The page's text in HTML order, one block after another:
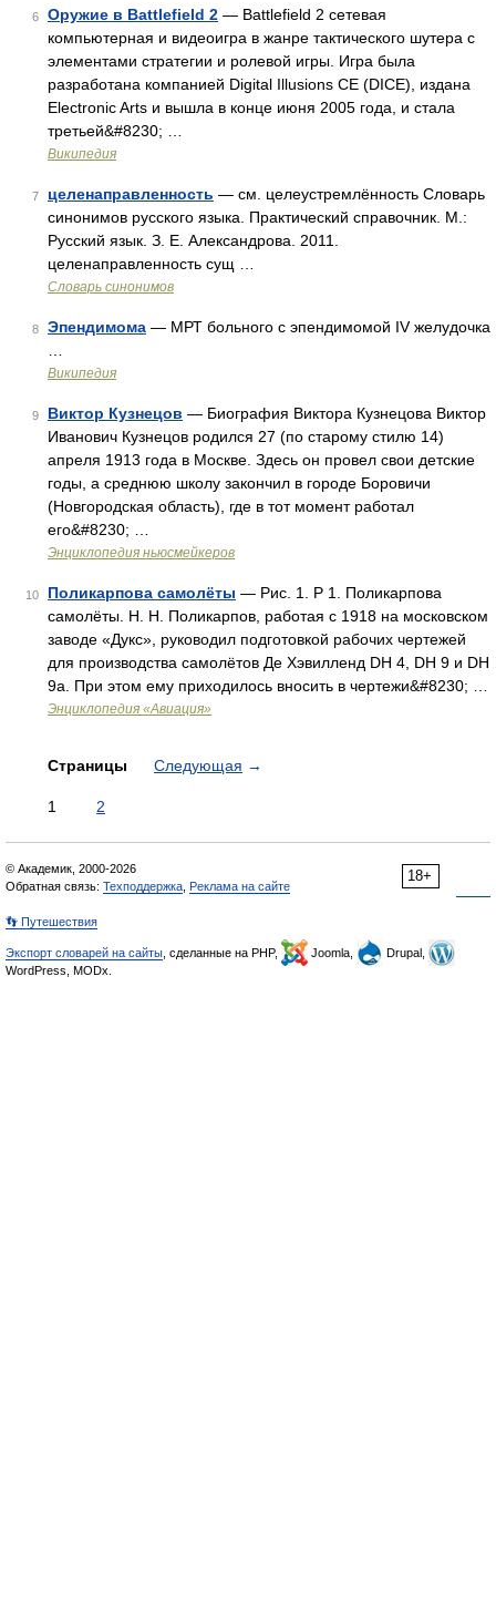
6 Оружие в Battlefield 2 — Battlefield 2 сетевая
компьютерная и видеоигра в жанре тактического шутера с
элементами стратегии и ролевой игры. Игра была
разработана компанией Digital Illusions CE (DICE), издана
Electronic Arts и вышла в конце июня 2005 года, и стала
третьей&#8230; …
Википедия
7 целенаправленность — см. целеустремлённость Словарь
синонимов русского языка. Практический справочник. М.:
Русский язык. З. Е. Александрова. 2011.
целенаправленность сущ …
Словарь синонимов
8 Эпендимома — МРТ больного с эпендимомой IV желудочка
Википедия
9 Виктор Кузнецов — Биография Виктора Кузнецова Виктор
Иванович Кузнецов родился 27 (по старому стилю 14)
апреля 1913 года в Москве. Здесь он провел свои детские
годы, а среднюю школу закончил в городе Боровичи
(Новгородская область), где в тот момент работал
его&#8230; …
Энциклопедия ньюсмейкеров
10 Поликарпова самолёты — Рис. 1. Р 1. Поликарпова
самолёты. Н. Н. Поликарпов, работая с 1918 на московском
заводе «Дукс», руководил подготовкой рабочих чертежей
для производства самолётов Де Хэвилленд DH 4, DH 9 и DH
9a. При этом ему приходилось вносить в чертежи&#8230; …
Энциклопедия «Авиация»
Страницы Следующая →
1 2
18+
© Академик, 2000-2026
Обратная связь: Техподдержка Реклама на сайте
👣 Путешествия
Экспорт словарей на сайты , сделанные на PHP, Joomla,
Drupal,
WordPress, MODx.